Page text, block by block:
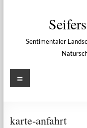
Sentimentaler
Menü
karte-anfahrt